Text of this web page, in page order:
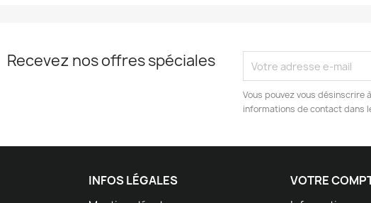
Recevez nos offres spéciales
Vous pouvez vous désinscrire
informations de contact dans
INFOS LÉGALES VOTRE